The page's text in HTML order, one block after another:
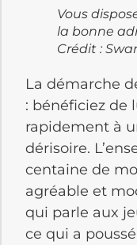
Vous
la bonne
Crédit :
La démarche
: bénéficiez de
rapidement à
dérisoire.
centaine de
agréable et
qui parle aux
ce qui a